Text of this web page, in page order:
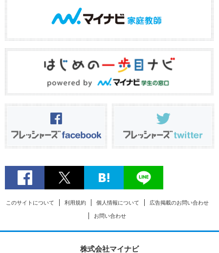
このサイトについて 利用規約 個人情報について 広告掲載のお問い合わせ
お問い合わせ
株式会社マイナビ